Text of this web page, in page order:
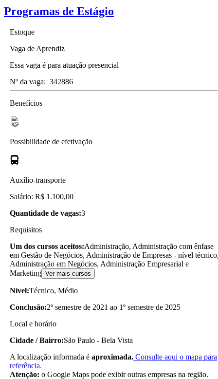
Programas de Estágio
Estoque
Vaga de Aprendiz
Essa vaga é para atuação presencial
Nº da vaga: 342886
Benefícios
Possibilidade de efetivação
Auxílio-transporte
Salário: R$ 1.100,00
Quantidade de vagas:3
Requisitos
Um dos cursos aceitos:Administração, Administração com ênfase
em Gestão de Negócios, Administração de Empresas - nível
Administração em Negócios, Administração Empresarial e
Marketing Ver mais cursos
Nível:Técnico, Médio
Conclusão:2º semestre de 2021 ao 1º semestre de 2025
Local e horário
Cidade / Bairro:São Paulo - Bela Vista
A localização informada é aproximada. Consulte aqui o mapa para
referência.
Atenção: o Google Maps pode exibir outras empresas na região.